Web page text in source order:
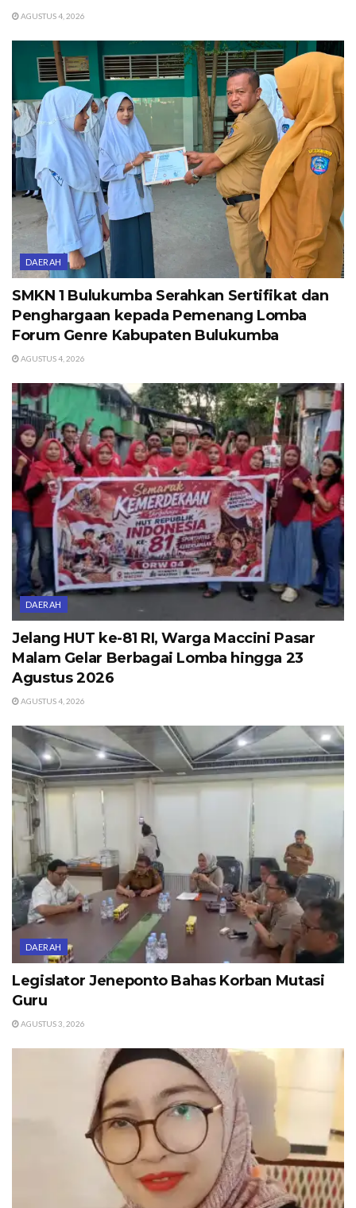
AGUSTUS 4, 2026
DAERAH
SMKN 1 Bulukumba Serahkan Sertifikat dan
Penghargaan kepada Pemenang Lomba
Forum Genre Kabupaten Bulukumba
AGUSTUS 4, 2026
DAERAH
Jelang HUT ke-81 RI, Warga Maccini Pasar
Malam Gelar Berbagai Lomba hingga 23
Agustus 2026
AGUSTUS 4, 2026
DAERAH
Legislator Jeneponto Bahas Korban Mutasi
Guru
AGUSTUS 3, 2026